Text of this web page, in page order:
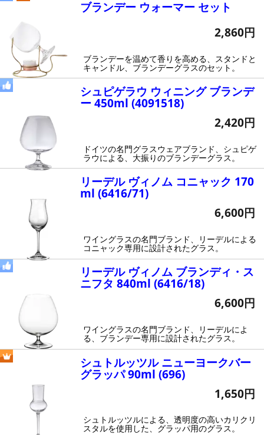
ブランデー ウォーマー セット
2,860円
ブランデーを温めて香りを高める、スタンドと
キャンドル、ブランデーグラスのセット。
シュピゲラウ ウィニング ブランデ
ー 450ml (4091518)
2,420円
ドイツの名門グラスウェアブランド、シュピゲ
ラウによる、大振りのブランデーグラス。
リーデル ヴィノム コニャック 170
ml (6416/71)
6,600円
ワイングラスの名門ブランド、リーデルによる
コニャック専用に設計されたグラス。
リーデル ヴィノム ブランディ・ス
ニフタ 840ml (6416/18)
6,600円
ワイングラスの名門ブランド、リーデルによ
る、ブランデー専用に設計されたグラス。
シュトルッツル ニューヨークバー
グラッパ 90ml (696)
1,650円
シュトルッツルによる、透明度の高いカリクリ
スタルを使用した、グラッパ用のグラス。